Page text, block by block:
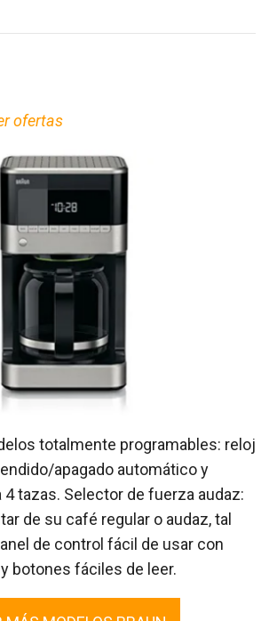
ofertas
totalmente programables: reloj
apagado automático y
tazas. Selector de fuerza audaz:
de su café regular o audaz, tal
de control fácil de usar con
botones fáciles de leer.